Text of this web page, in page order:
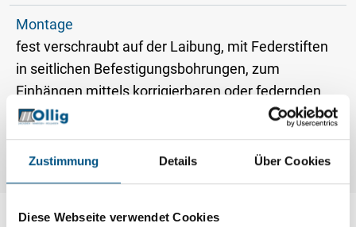
Zustimmung Details Über Cookies
Diese Webseite verwendet Cookies
Montage
fest verschraubt auf der Laibung, mit Federstiften
in seitlichen Befestigungsbohrungen, zum
Einhängen mittels korrigierbaren oder federnden
Winkellaschen an flächenbündigen und flächen-
versetzten Fenstern (ohne bauseitige Montage)